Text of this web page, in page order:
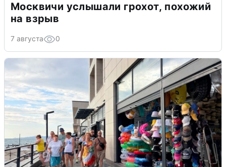
Москвичи услышали грохот, похожий
на взрыв
7 августа 0